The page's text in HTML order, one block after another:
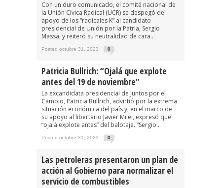
Con un duro comunicado, el comité nacional de
la Unión Cívica Radical (UCR) se despegó del
apoyo de los “radicales K” al candidato
presidencial de Unión por la Patria, Sergio
Massa, y reiteró su neutralidad de cara...
Posted octubre 31, 2023 0
Patricia Bullrich: “Ojalá que explote
antes del 19 de noviembre”
La excandidata presidencial de Juntos por el
Cambio, Patricia Bullrich, advirtió por la extrema
situación económica del país y, en el marco de
su apoyo al libertario Javier Milei, expresó que
“ojalá explote antes” del balotaje. “Sergio...
Posted octubre 31, 2023 0
Las petroleras presentaron un plan de
acción al Gobierno para normalizar el
servicio de combustibles